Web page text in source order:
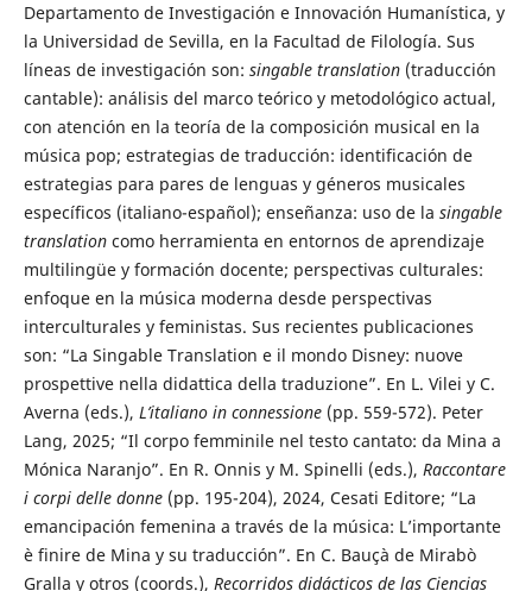
Departamento de Investigación e Innovación Humanística, y
la Universidad de Sevilla, en la Facultad de Filología. Sus
líneas de investigación son: singable translation (traducción
cantable): análisis del marco teórico y metodológico actual,
con atención en la teoría de la composición musical en la
música pop; estrategias de traducción: identificación de
estrategias para pares de lenguas y géneros musicales
específicos (italiano-español); enseñanza: uso de la singable
translation como herramienta en entornos de aprendizaje
multilingüe y formación docente; perspectivas culturales:
enfoque en la música moderna desde perspectivas
interculturales y feministas. Sus recientes publicaciones
son: “La Singable Translation e il mondo Disney: nuove
prospettive nella didattica della traduzione”. En L. Vilei y C.
Averna (eds.), L’italiano in connessione (pp. 559-572). Peter
Lang, 2025; “Il corpo femminile nel testo cantato: da Mina a
Mónica Naranjo”. En R. Onnis y M. Spinelli (eds.), Raccontare
i corpi delle donne (pp. 195-204), 2024, Cesati Editore; “La
emancipación femenina a través de la música: L’importante
è finire de Mina y su traducción”. En C. Bauçà de Mirabò
Gralla y otros (coords.), Recorridos didácticos de las Ciencias